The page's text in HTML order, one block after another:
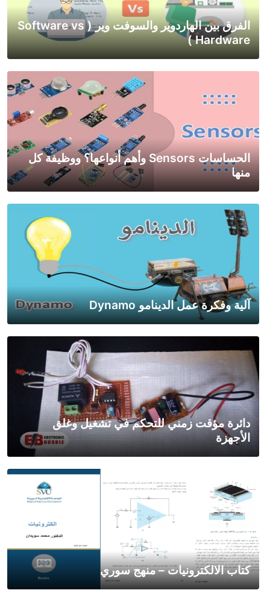
الفرق بين الهاردوير والسوفت وير ( Software vs
Hardware )
الحساسات Sensors وأهم أنواعها؟ ووظيفة كل
منها
آلية وفكرة عمل الدينامو Dynamo
دائرة مؤقت زمني للتحكم في تشغيل وغلق
الأجهزة
كتاب الالكترونيات – منهج سوري